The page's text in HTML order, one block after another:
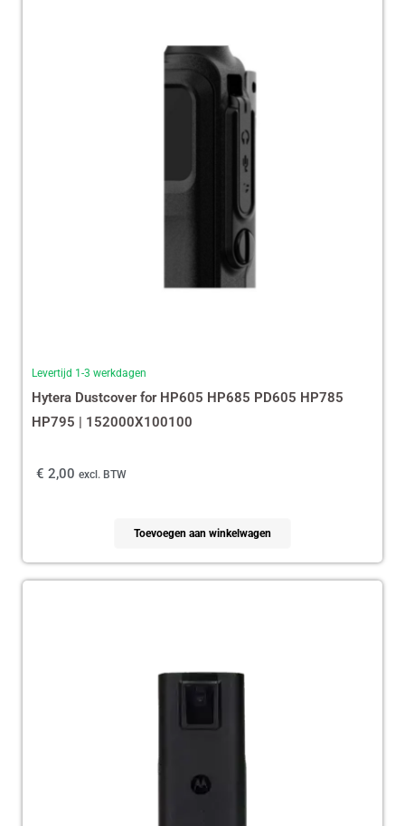
Levertijd 1-3 werkdagen
Hytera Dustcover for HP605 HP685 PD605 HP785
HP795 | 152000X100100
€ 2,00 excl. BTW
Toevoegen aan winkelwagen